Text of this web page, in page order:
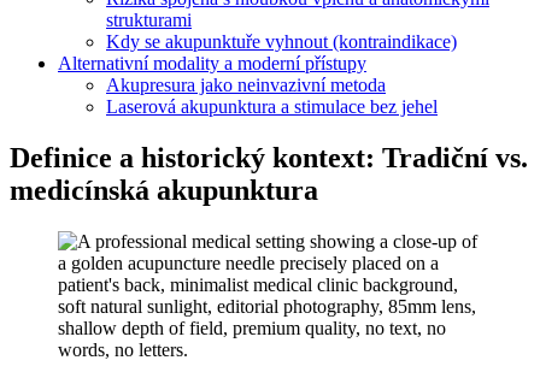
strukturami
Kdy se akupunktuře vyhnout (kontraindikace)
Alternativní modality a moderní přístupy
Akupresura jako neinvazivní metoda
Laserová akupunktura a stimulace bez jehel
Definice a historický kontext: Tradiční vs.
medicínská akupunktura